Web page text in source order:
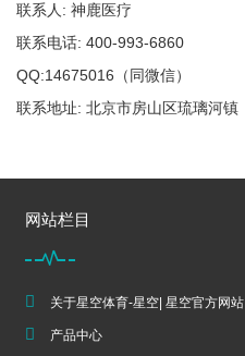
联系人: 神鹿医疗
联系电话: 400-993-6860
QQ:14675016（同微信）
联系地址: 北京市房山区琉璃河镇
网站栏目
关于星空体育-星空| 星空官方网站
产品中心